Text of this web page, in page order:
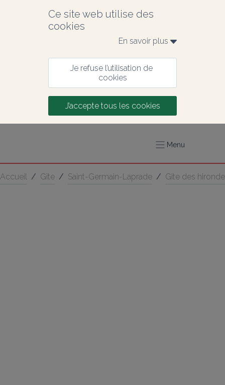
Ce site web utilise des
cookies
En savoir plus
Je refuse l’utilisation de
cookies
J’accepte tous les cookies
Menu
Accueil / Gîte / Saint-Germain-Laprade / Gite des